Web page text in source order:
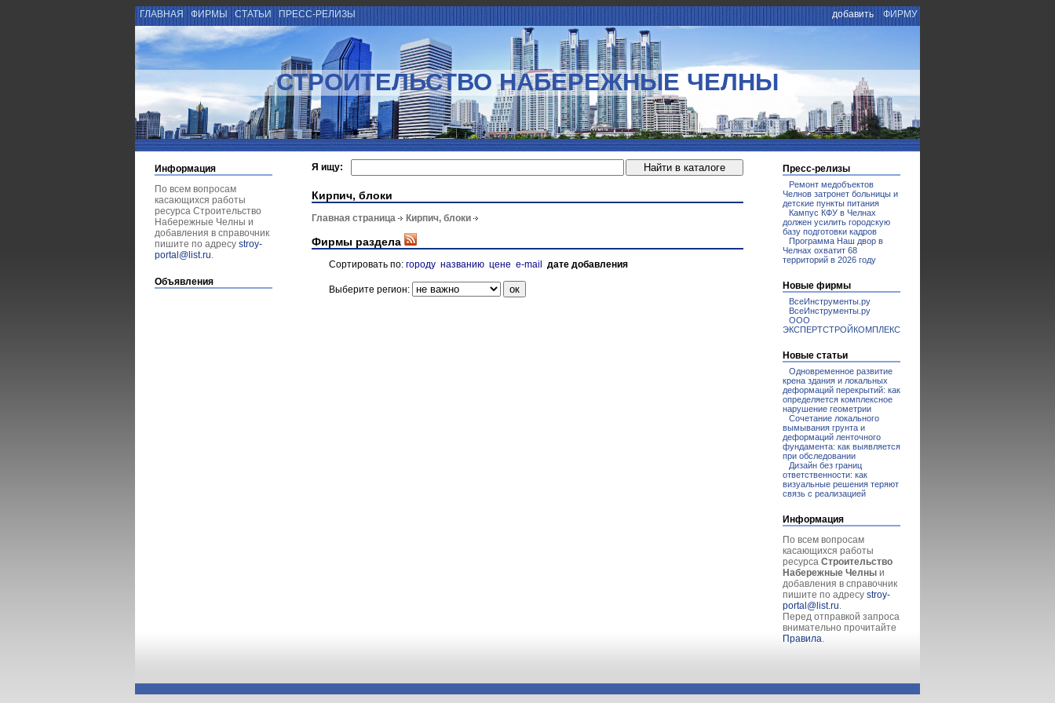
ГЛАВНАЯ ФИРМЫ СТАТЬИ ПРЕСС-РЕЛИЗЫ добавить ФИРМУ
СТРОИТЕЛЬСТВО НАБЕРЕЖНЫЕ ЧЕЛНЫ
Информация
По всем вопросам
касающихся работы
ресурса Строительство
Набережные Челны и
добавления в справочник
пишите по адресу stroy-
portal@list.ru.
Объявления
Я ищу:
Кирпич, блоки
Главная страница Кирпич, блоки
Фирмы раздела
Сортировать по: городу названию цене e-mail дате добавления
Выберите регион:
Пресс-релизы
Ремонт медобъектов
Челнов затронет больницы и
детские пункты питания
Кампус КФУ в Челнах
должен усилить городскую
базу подготовки кадров
Программа Наш двор в
Челнах охватит 68
территорий в 2026 году
Новые фирмы
ВсеИнструменты.ру
ВсеИнструменты.ру
ООО
ЭКСПЕРТСТРОЙКОМПЛЕКС
Новые статьи
Одновременное развитие
крена здания и локальных
деформаций перекрытий: как
определяется комплексное
нарушение геометрии
Сочетание локального
вымывания грунта и
деформаций ленточного
фундамента: как выявляется
при обследовании
Дизайн без границ
ответственности: как
визуальные решения теряют
связь с реализацией
Информация
По всем вопросам
касающихся работы
ресурса Строительство
Набережные Челны и
добавления в справочник
пишите по адресу stroy-
portal@list.ru.
Перед отправкой запроса
внимательно прочитайте
Правила.